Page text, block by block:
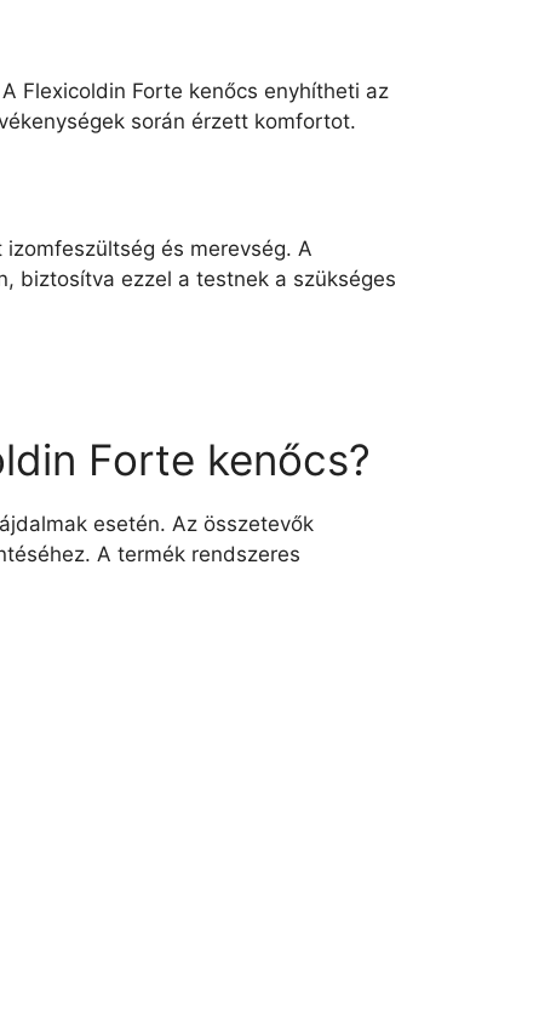
Flexicoldin Forte kenőcs enyhítheti az
során érzett komfortot.
és merevség. A
biztosítva ezzel a testnek a szükséges
Forte kenőcs?
esetén. Az összetevők
A termék rendszeres